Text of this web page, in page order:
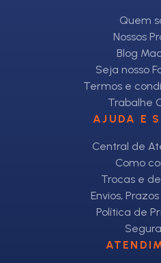
Quem
Nossos
Blog
Seja nosso
Termos e
Trabalhe
AJUDA E
Central de
Como
Trocas e
Envios,
Política de